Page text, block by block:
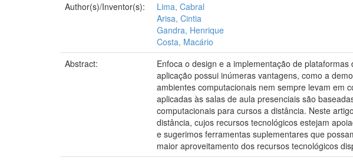
Author(s)/Inventor(s):
Lima, Cabral
Arisa, Cintia
Gandra, Henrique
Costa, Macário
Abstract:
Enfoca o design e a implementação de
aplicação possui inúmeras vantagens, como a
ambientes computacionais nem sempre levam em
aplicadas às salas de aula presenciais são
computacionais para cursos a distância. Neste
distância, cujos recursos tecnológicos estejam
e sugerimos ferramentas suplementares que
maior aproveitamento dos recursos tecnológicos